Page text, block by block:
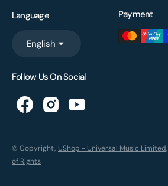
Language
English
Payment
Follow Us On Social
© Copyright, UShop - Universal Music Limited,
of Rights